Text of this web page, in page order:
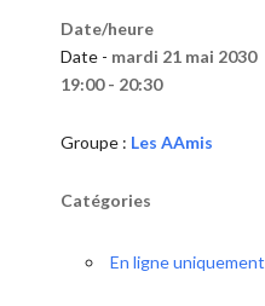
Date/heure
Date - mardi 21 mai 2030
19:00 - 20:30
Groupe : Les AAmis
Catégories
En ligne uniquement